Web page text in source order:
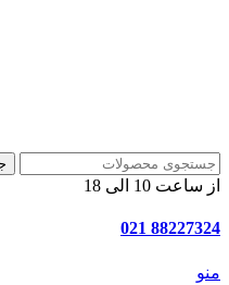
از ساعت 10 الی 18
88227324 021
منو